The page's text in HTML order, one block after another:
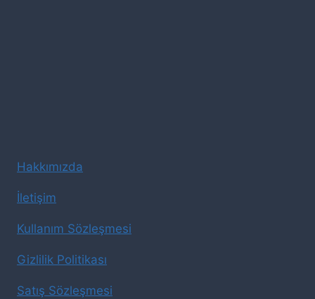
Hakkımızda
İletişim
Kullanım Sözleşmesi
Gizlilik Politikası
Satış Sözleşmesi